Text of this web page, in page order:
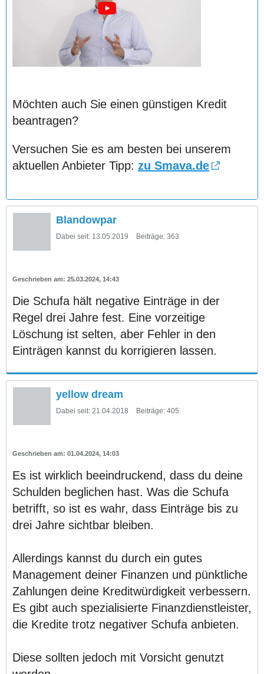
Möchten auch Sie einen günstigen Kredit
beantragen?
Versuchen Sie es am besten bei unserem
aktuellen Anbieter Tipp: zu Smava.de
Blandowpar
Dabei seit: 13.05.2019 Beiträge: 363
25.03.2024, 14:43
Die Schufa hält negative Einträge in der
Regel drei Jahre fest. Eine vorzeitige
Löschung ist selten, aber Fehler in den
Einträgen kannst du korrigieren lassen.
yellow dream
Dabei seit: 21.04.2018 Beiträge: 405
01.04.2024, 14:03
Es ist wirklich beeindruckend, dass du deine
Schulden beglichen hast. Was die Schufa
betrifft, so ist es wahr, dass Einträge bis zu
drei Jahre sichtbar bleiben.
Allerdings kannst du durch ein gutes
Management deiner Finanzen und pünktliche
Zahlungen deine Kreditwürdigkeit verbessern.
Es gibt auch spezialisierte Finanzdienstleister,
die Kredite trotz negativer Schufa anbieten.
Diese sollten jedoch mit Vorsicht genutzt